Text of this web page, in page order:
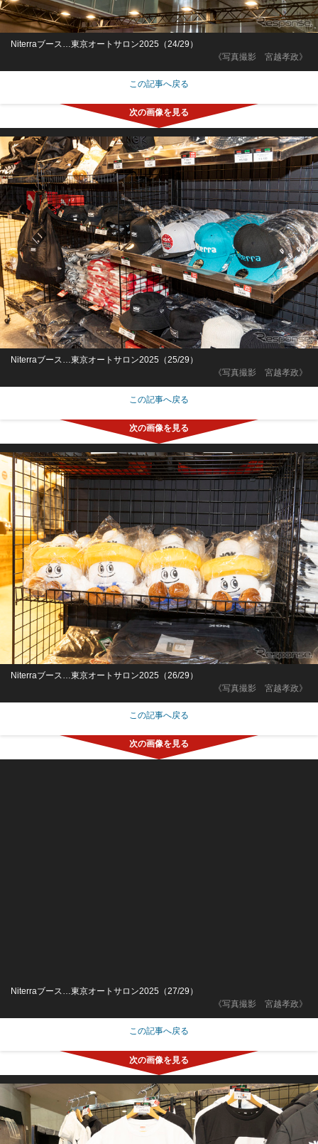
《写真撮影 宮越孝政》
Niterraブース…東京オートサロン2025（24/29）
この記事へ戻る
《写真撮影 宮越孝政》
Niterraブース…東京オートサロン2025（25/29）
この記事へ戻る
《写真撮影 宮越孝政》
Niterraブース…東京オートサロン2025（26/29）
この記事へ戻る
《写真撮影 宮越孝政》
Niterraブース…東京オートサロン2025（27/29）
この記事へ戻る